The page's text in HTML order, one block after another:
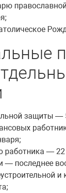
защиты —
работника —
— последнее